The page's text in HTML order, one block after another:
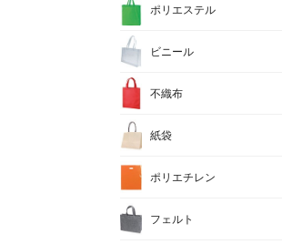
ポリエステル
ビニール
不織布
紙袋
ポリエチレン
フェルト